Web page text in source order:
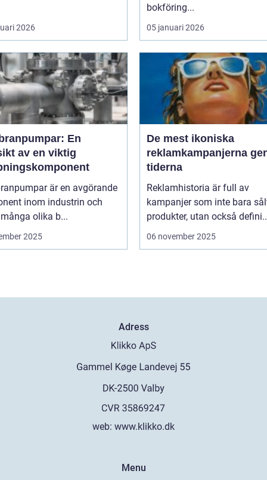
2026
bokföring...
05 januari 2026
En
av en viktig
är en avgörande
inom industrin och
olika b...
2025
De mest ikoniska
reklamkampanjerna
tiderna
Reklamhistoria är full av
kampanjer som inte bara
produkter, utan också
06 november 2025
Adress
web: www.klikko.dk
Menu